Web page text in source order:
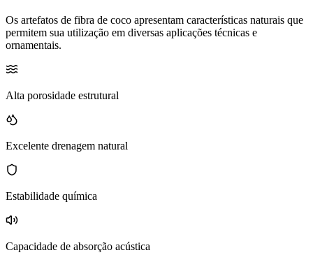
Os artefatos de fibra de coco apresentam características naturais que
permitem sua utilização em diversas aplicações técnicas e
ornamentais.
Alta porosidade estrutural
Excelente drenagem natural
Estabilidade química
Capacidade de absorção acústica